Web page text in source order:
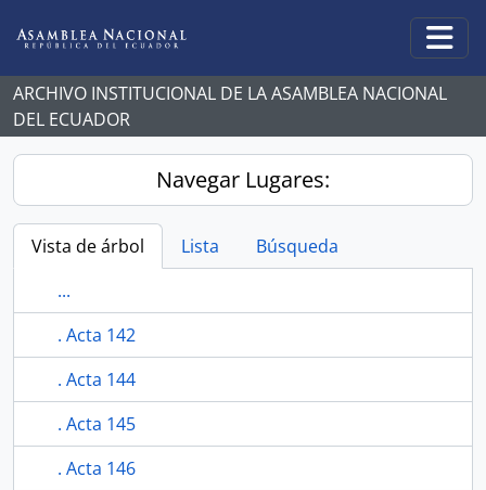
ARCHIVO INSTITUCIONAL DE LA ASAMBLEA NACIONAL
DEL ECUADOR
Navegar Lugares:
Vista de árbol Lista
Búsqueda
...
. Acta 142
. Acta 144
. Acta 145
. Acta 146